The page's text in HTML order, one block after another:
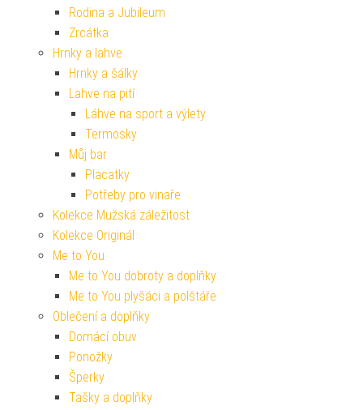
Rodina a Jubileum
Zrcátka
Hrnky a lahve
Hrnky a šálky
Lahve na pití
Láhve na sport a výlety
Termosky
Můj bar
Placatky
Potřeby pro vinaře
Kolekce Mužská záležitost
Kolekce Originál
Me to You
Me to You dobroty a doplňky
Me to You plyšáci a polštáře
Oblečení a doplňky
Domácí obuv
Ponožky
Šperky
Tašky a doplňky